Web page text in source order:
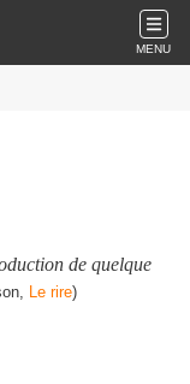
MENU
de quelque
Le rire)